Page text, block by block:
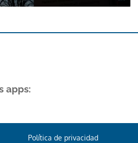
apps:
Política de privacidad